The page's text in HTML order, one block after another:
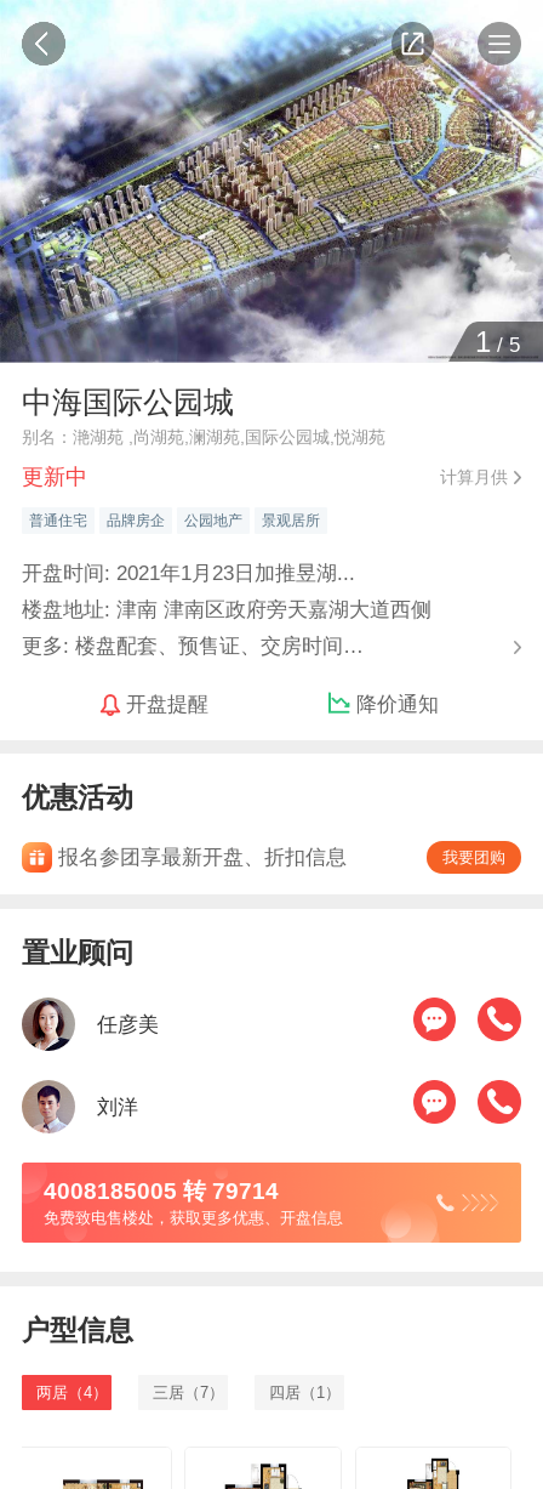
1/5
中海国际公园城
别名：滟湖苑 ,尚湖苑,澜湖苑,国际公园城,悦湖苑
更新中 计算月供
普通住宅 品牌房企 公园地产 景观居所
开盘时间: 2021年1月23日加推昱湖...
楼盘地址: 津南 津南区政府旁天嘉湖大道西侧
更多: 楼盘配套、预售证、交房时间…
开盘提醒 降价通知
优惠活动
报名参团享最新开盘、折扣信息 我要团购
置业顾问
任彦美
刘洋
4008185005 转 79714
免费致电售楼处，获取更多优惠、开盘信息
户型信息
两居（4） 三居（7） 四居（1）